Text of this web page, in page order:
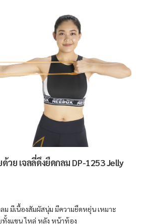
วย เจลลี่ดึงยืดกลม DP-1253 Jelly
ม มีเนื้องสัมผัสนุ่ม มีความยืดหยุ่น เหมาะ
งแขน ไหล่ หลัง หน้าท้อง